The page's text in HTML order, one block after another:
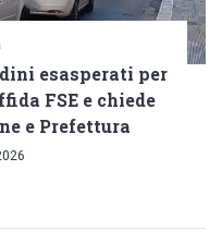
esasperati per
FSE e chiede
e Prefettura